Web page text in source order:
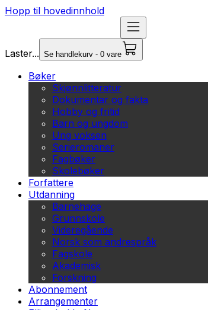
Hopp til hovedinnhold
Laster... Se handlekurv - 0 vare
Bøker
Skjønnlitteratur
Dokumentar og fakta
Hobby og fritid
Barn og ungdom
Ung voksen
Serieromaner
Fagbøker
Skolebøker
Forfattere
Utdanning
Barnehage
Grunnskole
Videregående
Norsk som andrespråk
Fagskole
Akademisk
Forskning
Abonnement
Arrangementer